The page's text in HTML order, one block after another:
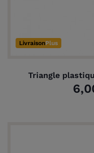
LivraisonPlus
Triangle